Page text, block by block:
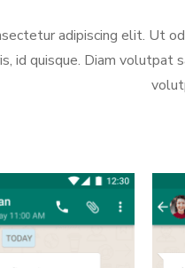
adipiscing elit. Ut
id quisque. Diam